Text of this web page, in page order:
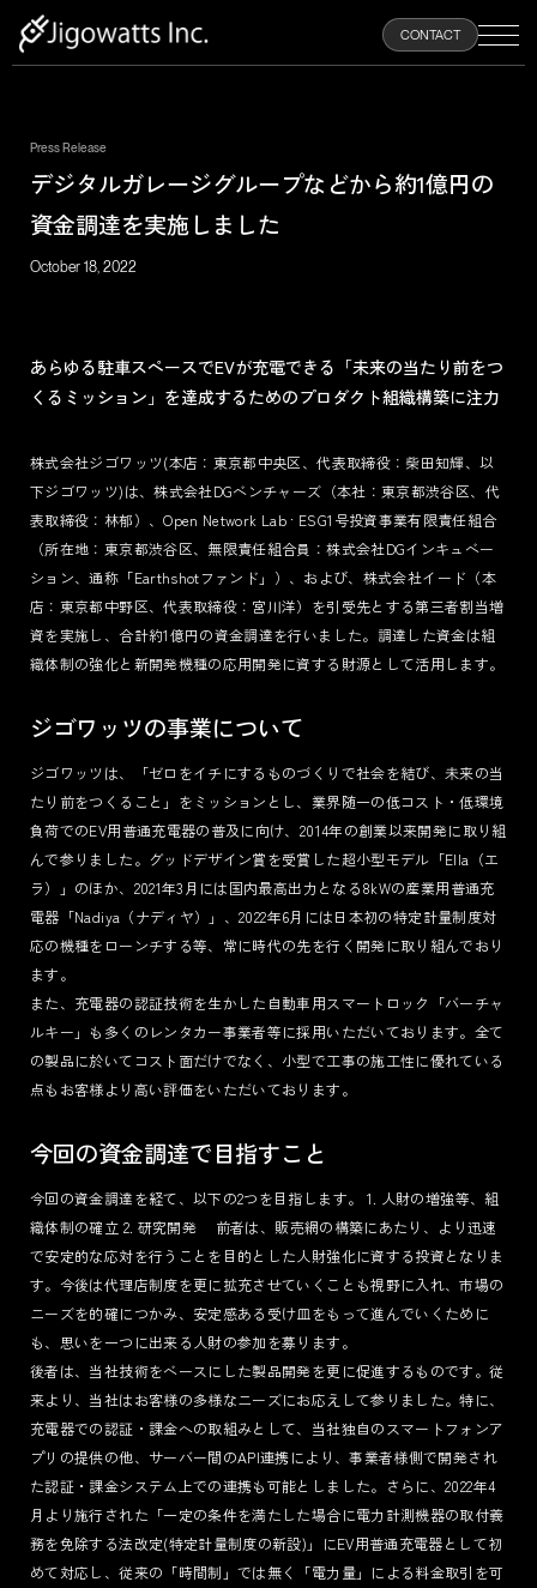
100HOME
ABOUT
NEWS
RECRUIT
CONTACT
TERMS
PRIVACY POLICY
LEGAL
CONTACT
Press Release
デジタルガレージグループなどから約1億円の
資金調達を実施しました
October 18, 2022
あらゆる駐車スペースでEVが充電できる「未来の当たり前をつ
くるミッション」を達成するためのプロダクト組織構築に注力
株式会社ジゴワッツ(本店：東京都中央区、代表取締役：柴田知輝、以
下ジゴワッツ)は、株式会社DGベンチャーズ（本社：東京都渋谷区、代
表取締役：林郁）、Open Network Lab · ESG1号投資事業有限責任組合
（所在地：東京都渋谷区、無限責任組合員：株式会社DGインキュベー
ション、通称「Earthshotファンド」）、および、株式会社イード（本
店：東京都中野区、代表取締役：宮川洋）を引受先とする第三者割当増
資を実施し、合計約1億円の資金調達を行いました。調達した資金は組
織体制の強化と新開発機種の応用開発に資する財源として活用します。
ジゴワッツの事業について
ジゴワッツは、「ゼロをイチにするものづくりで社会を結び、未来の当
たり前をつくること」をミッションとし、業界随一の低コスト・低環境
負荷でのEV用普通充電器の普及に向け、2014年の創業以来開発に取り組
んで参りました。グッドデザイン賞を受賞した超小型モデル「Ella（エ
ラ）」のほか、2021年3月には国内最高出力となる8kWの産業用普通充
電器「Nadiya（ナディヤ）」、2022年6月には日本初の特定計量制度対
応の機種をローンチする等、常に時代の先を行く開発に取り組んでおり
ます。
また、充電器の認証技術を生かした自動車用スマートロック「バーチャ
ルキー」も多くのレンタカー事業者等に採用いただいております。全て
の製品に於いてコスト面だけでなく、小型で工事の施工性に優れている
点もお客様より高い評価をいただいております。
今回の資金調達で目指すこと
今回の資金調達を経て、以下の2つを目指します。 1. 人財の増強等、組
織体制の確立 2. 研究開発 前者は、販売網の構築にあたり、より迅速
で安定的な応対を行うことを目的とした人財強化に資する投資となりま
す。今後は代理店制度を更に拡充させていくことも視野に入れ、市場の
ニーズを的確につかみ、安定感ある受け皿をもって進んでいくために
も、思いを一つに出来る人財の参加を募ります。
後者は、当社技術をベースにした製品開発を更に促進するものです。従
来より、当社はお客様の多様なニーズにお応えして参りました。特に、
充電器での認証・課金への取組みとして、当社独自のスマートフォンア
プリの提供の他、サーバー間のAPI連携により、事業者様側で開発され
た認証・課金システム上での連携も可能としました。さらに、2022年4
月より施行された「一定の条件を満たした場合に電力計測機器の取付義
務を免除する法改定(特定計量制度の新設)」にEV用普通充電器として初
めて対応し、従来の「時間制」では無く「電力量」による料金取引を可